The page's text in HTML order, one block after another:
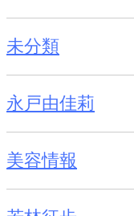
未分類
永戸由佳莉
美容情報